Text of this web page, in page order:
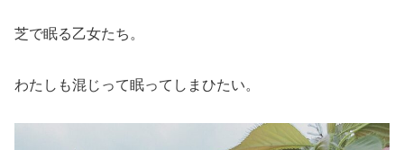
芝で眠る乙女たち。
わたしも混じって眠ってしまひたい。